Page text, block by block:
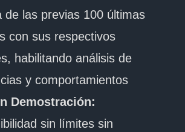
de las previas 100 últimas
con sus respectivos
habilitando análisis de
y comportamientos
Demostración:
sin límites sin